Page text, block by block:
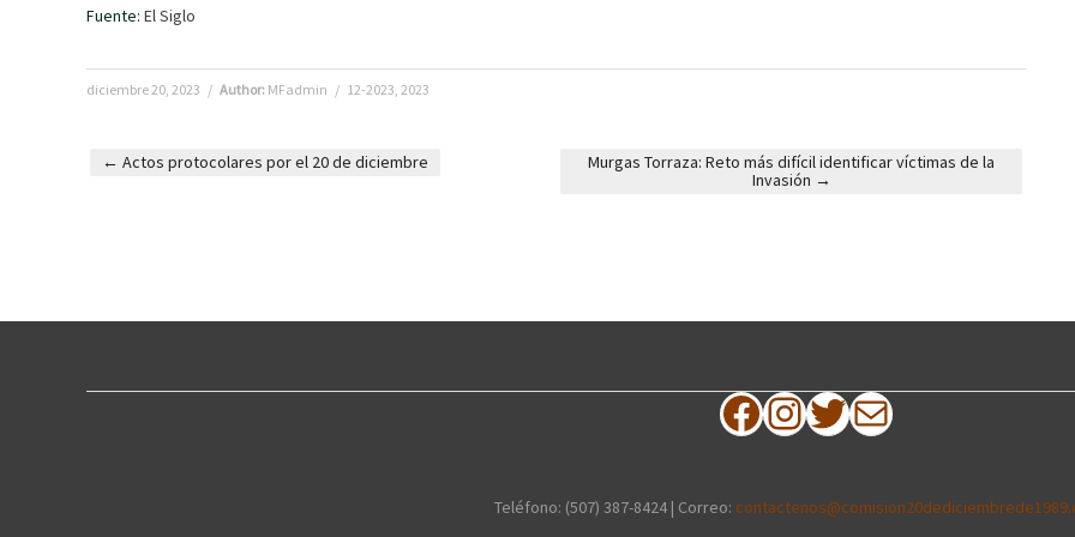
Fuente: El Siglo
diciembre 20, 2023 / Author: MFadmin / 12-2023, 2023
← Actos protocolares por el 20 de diciembre
Murgas Torraza: Reto más difícil identificar víctimas de la
Invasión →
Facebook
Instagram
Twitter
Correo electrónico
Teléfono: (507) 387-8424 | Correo: